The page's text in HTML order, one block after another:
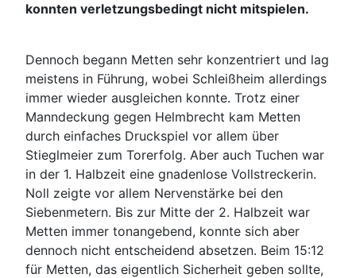
konnten verletzungsbedingt nicht mitspielen.
Dennoch begann Metten sehr konzentriert und lag
meistens in Führung, wobei Schleißheim allerdings
immer wieder ausgleichen konnte. Trotz einer
Manndeckung gegen Helmbrecht kam Metten
durch einfaches Druckspiel vor allem über
Stieglmeier zum Torerfolg. Aber auch Tuchen war
in der 1. Halbzeit eine gnadenlose Vollstreckerin.
Noll zeigte vor allem Nervenstärke bei den
Siebenmetern. Bis zur Mitte der 2. Halbzeit war
Metten immer tonangebend, konnte sich aber
dennoch nicht entscheidend absetzen. Beim 15:12
für Metten, das eigentlich Sicherheit geben sollte,